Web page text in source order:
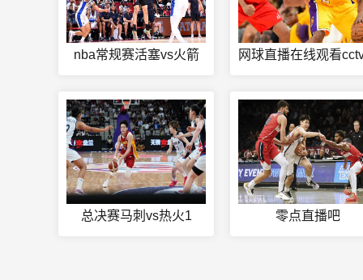
nba常规赛活塞vs火箭
总决赛马刺vs热火1 零点直播吧